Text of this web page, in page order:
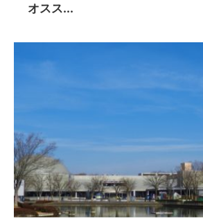
オスス...